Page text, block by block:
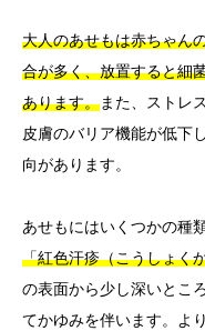
大人のあせもは赤ちゃん
合が多く、放置すると細
あります。また、ストレ
皮膚のバリア機能が低下
向があります。
あせもにはいくつかの種
「紅色汗疹（こうしょく
の表面から少し深いとこ
てかゆみを伴います。よ